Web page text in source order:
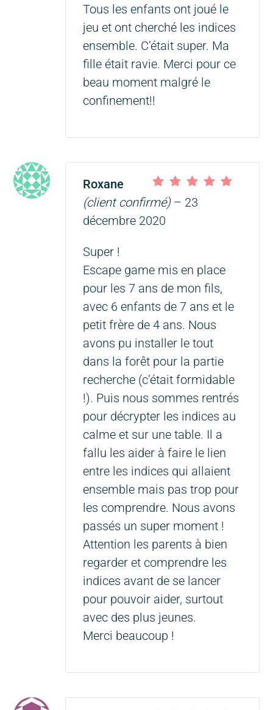
Tous les enfants ont joué le
jeu et ont cherché les indices
ensemble. C’était super. Ma
fille était ravie. Merci pour ce
beau moment malgré le
confinement!!
Note sur 5
Roxane
(client confirmé) – 23
décembre 2020
Super !
Escape game mis en place
pour les 7 ans de mon fils,
avec 6 enfants de 7 ans et le
petit frère de 4 ans. Nous
avons pu installer le tout
dans la forêt pour la partie
recherche (c’était formidable
!). Puis nous sommes rentrés
pour décrypter les indices au
calme et sur une table. Il a
fallu les aider à faire le lien
entre les indices qui allaient
ensemble mais pas trop pour
les comprendre. Nous avons
passés un super moment !
Attention les parents à bien
regarder et comprendre les
indices avant de se lancer
pour pouvoir aider, surtout
avec des plus jeunes.
Merci beaucoup !